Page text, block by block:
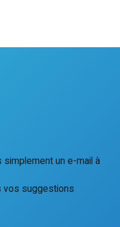
un e-mail à
vos suggestions